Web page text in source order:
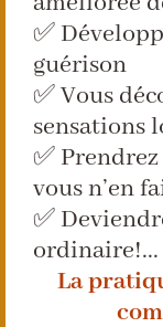
✅
guérison
✅ Vous
sensations
✅
vous n’en
✅
ordinaire!...
La